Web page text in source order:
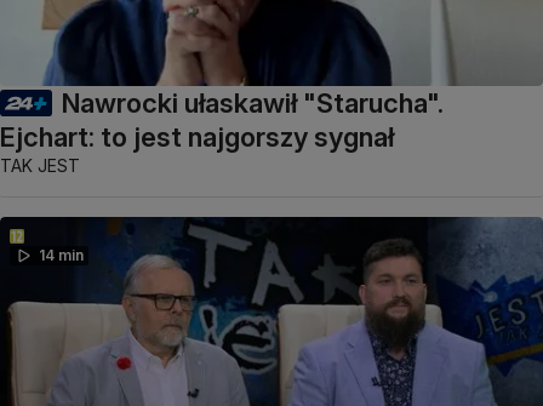
Nawrocki ułaskawił "Starucha".
Ejchart: to jest najgorszy sygnał
TAK JEST
14 min